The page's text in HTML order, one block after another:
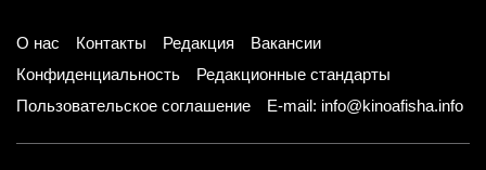
О нас Контакты Редакция
Вакансии
Конфиденциальность
Редакционные стандарты
Пользовательское соглашение
E-mail: info@kinoafisha.info